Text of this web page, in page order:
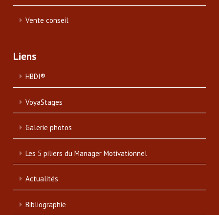
Vente conseil
Liens
HBDI®
VoyaStages
Galerie photos
Les 5 piliers du Manager Motivationnel
Actualités
Bibliographie